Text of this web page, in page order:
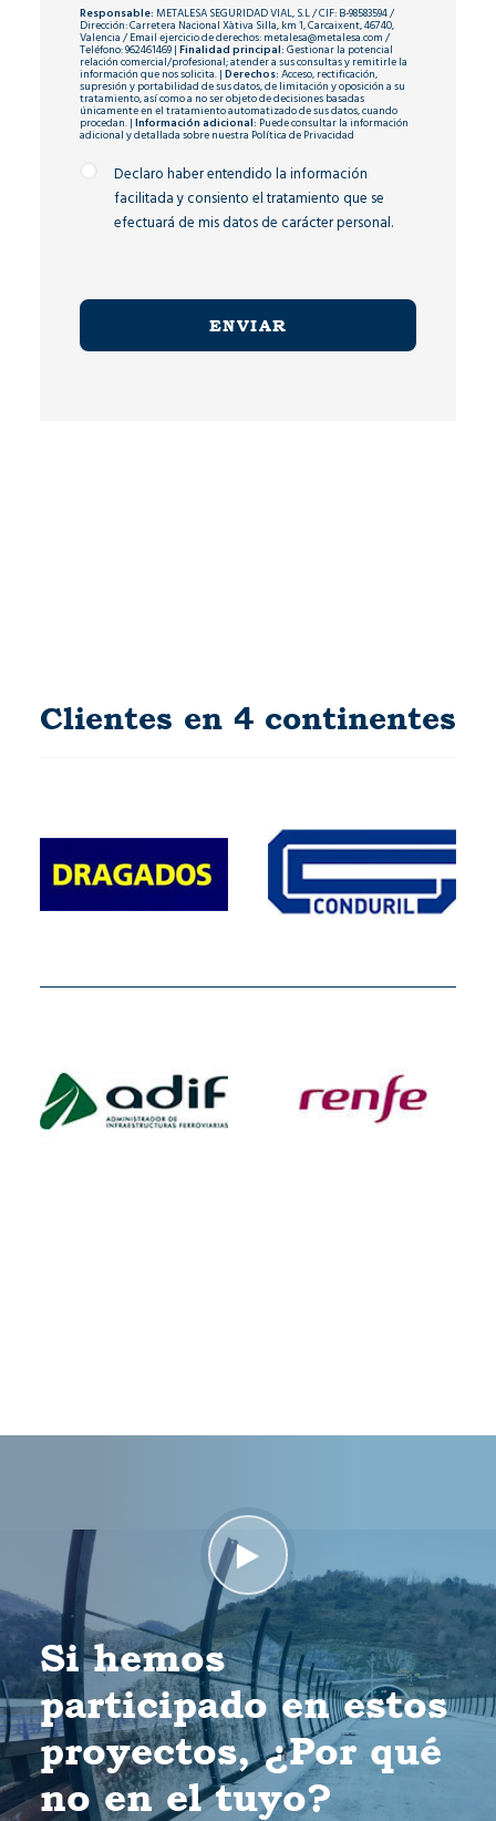
Responsable: METALESA SEGURIDAD VIAL, S.L / CIF: B-98583594 /
Dirección: Carretera Nacional Xàtiva Silla, km 1, Carcaixent, 46740,
Valencia / Email ejercicio de derechos: metalesa@metalesa.com /
Teléfono: 962461469 | Finalidad principal: Gestionar la potencial
relación comercial/profesional; atender a sus consultas y remitirle la
información que nos solicita. | Derechos: Acceso, rectificación,
supresión y portabilidad de sus datos, de limitación y oposición a su
tratamiento, así como a no ser objeto de decisiones basadas
únicamente en el tratamiento automatizado de sus datos, cuando
procedan. | Información adicional: Puede consultar la información
adicional y detallada sobre nuestra Política de Privacidad
Declaro haber entendido la información
facilitada y consiento el tratamiento que se
efectuará de mis datos de carácter personal.
Clientes en 4 continentes
Si hemos
participado en estos
proyectos, ¿Por qué
no en el tuyo?